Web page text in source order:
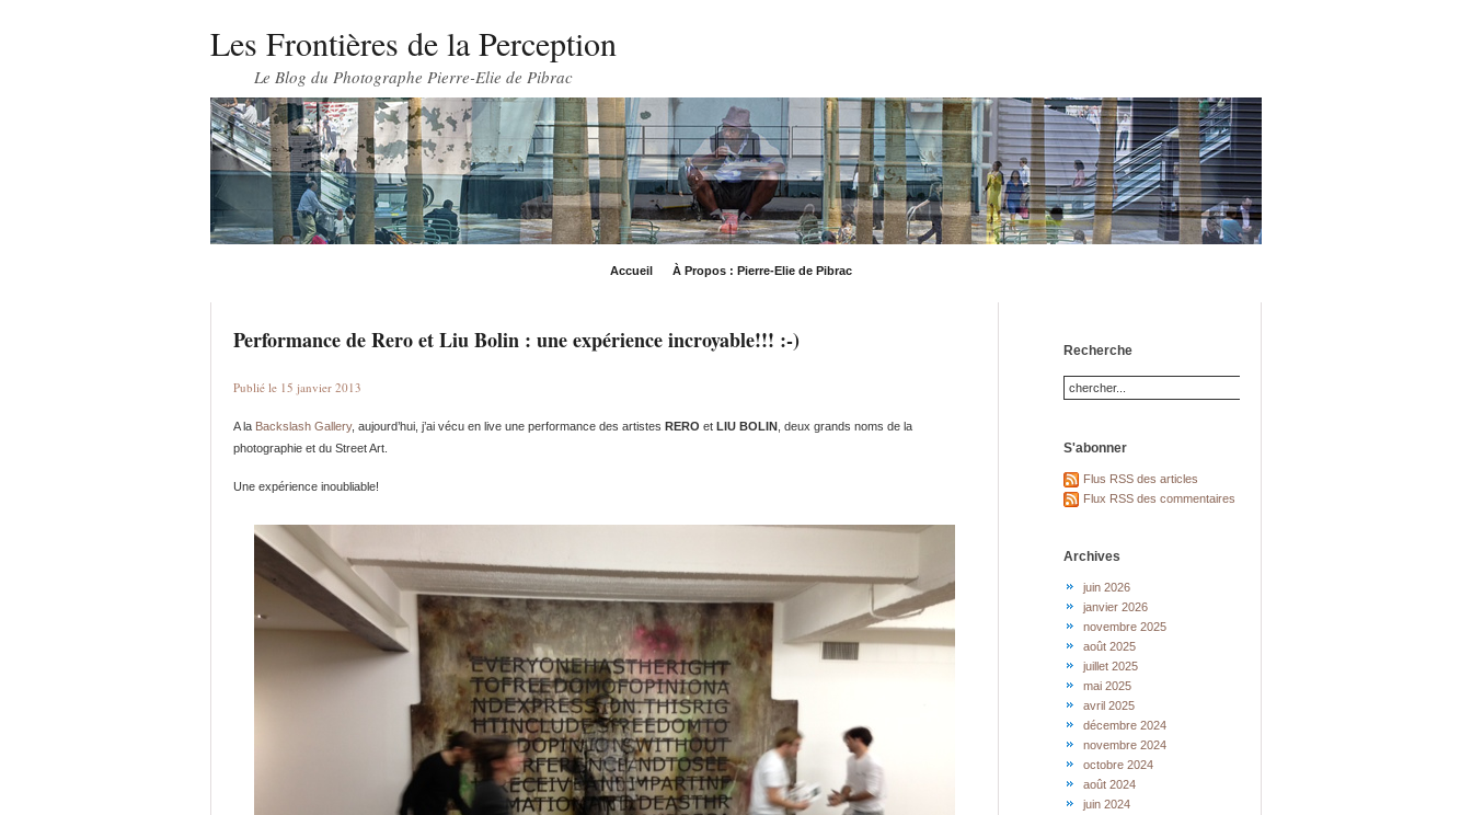
Les Frontières de la Perception
Le Blog du Photographe Pierre-Elie de Pibrac
Accueil À Propos : Pierre-Elie de Pibrac
Performance de Rero et Liu Bolin : une expérience incroyable!!! :-)
Publié le 15 janvier 2013
A la Backslash Gallery, aujourd’hui, j’ai vécu en live une performance des artistes RERO et LIU BOLIN , deux grands noms de la
photographie et du Street Art.
Une expérience inoubliable!
Recherche
S'abonner
Flus RSS des articles
Flux RSS des commentaires
Archives
juin 2026
janvier 2026
novembre 2025
août 2025
juillet 2025
mai 2025
avril 2025
décembre 2024
novembre 2024
octobre 2024
août 2024
juin 2024